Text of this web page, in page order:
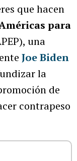
que hacen
para
una
Joe Biden
la
de
contrapeso